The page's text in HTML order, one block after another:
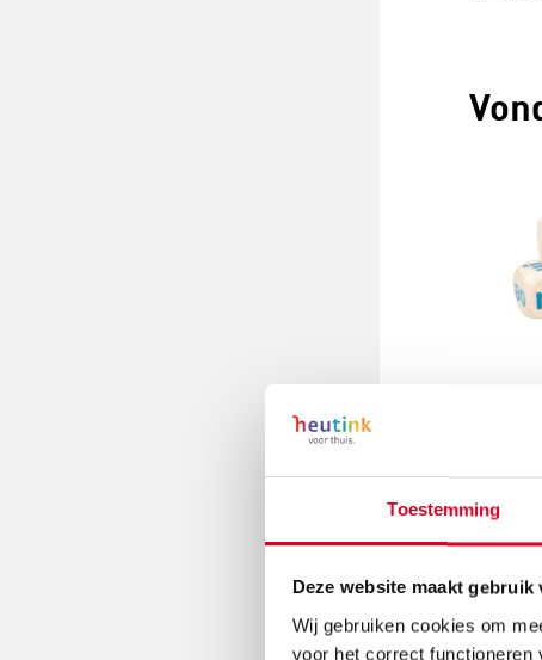
Toestemming
Deze website maakt gebruik
Wij gebruiken cookies om
voor het correct functioneren